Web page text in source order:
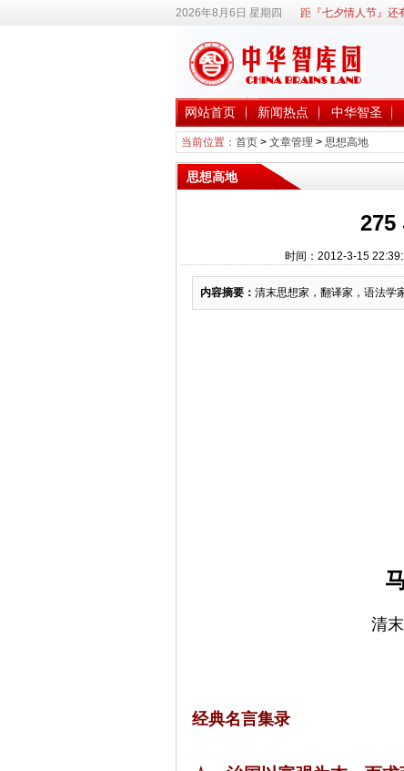
2026年8月6日 星期四 距『七夕情人节』还
网站首页 新闻热点 中华智圣
当前位置： 首页> 文章管理 > 思想高地
思想高地
275
时间：2012-3-15
内容摘要： 清末思想家，翻译家，语法学家
清
经典名言集录